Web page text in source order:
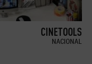
CINETOOLS
NACIONAL